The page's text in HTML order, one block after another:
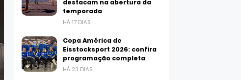
destacam na abertura da
temporada
HÁ 17 DIAS
Copa América de
Eisstocksport 2026: confira
programação completa
HÁ 23 DIAS